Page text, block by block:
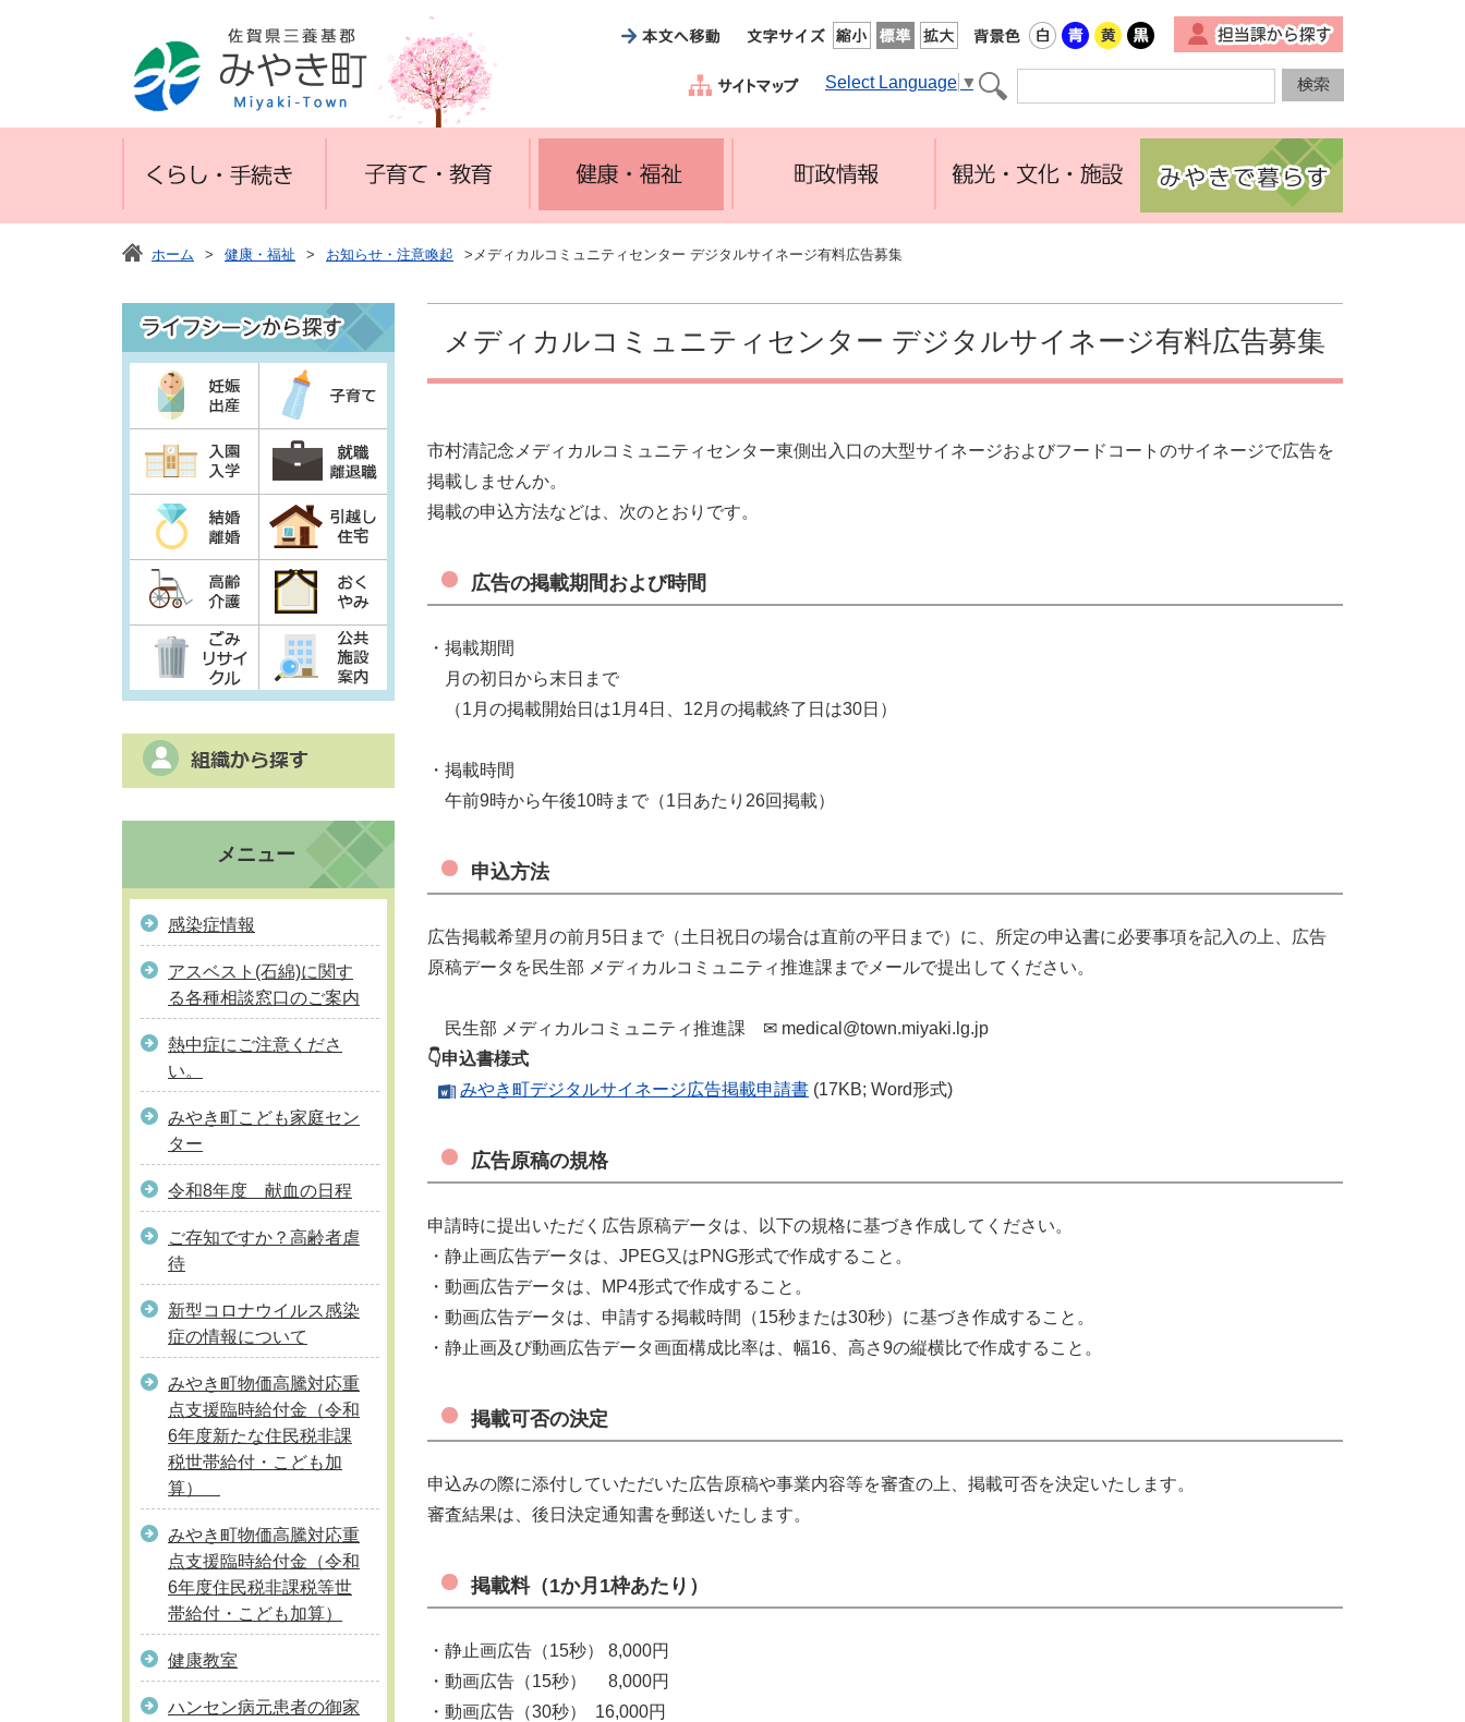
Select Language ▼
ホーム > 健康・福祉 > お知らせ・注意喚起 >メディカルコミュニティセンター デジタルサイネージ有料広告募集
メニュー
感染症情報
アスベスト(石綿)に関す
る各種相談窓口のご案内
熱中症にご注意くださ
い。
みやき町こども家庭セン
ター
令和8年度 献血の日程
ご存知ですか？高齢者虐
待
新型コロナウイルス感染
症の情報について
みやき町物価高騰対応重
点支援臨時給付金（令和
6年度新たな住民税非課
税世帯給付・こども加
算）
みやき町物価高騰対応重
点支援臨時給付金（令和
6年度住民税非課税等世
帯給付・こども加算）
健康教室
ハンセン病元患者の御家
メディカルコミュニティセンター デジタルサイネージ有料広告募集
市村清記念メディカルコミュニティセンター東側出入口の大型サイネージおよびフードコートのサイネージで広告を
掲載しませんか。
掲載の申込方法などは、次のとおりです。
広告の掲載期間および時間
・掲載期間
月の初日から末日まで
（1月の掲載開始日は1月4日、12月の掲載終了日は30日）
・掲載時間
午前9時から午後10時まで（1日あたり26回掲載）
申込方法
広告掲載希望月の前月5日まで（土日祝日の場合は直前の平日まで）に、所定の申込書に必要事項を記入の上、
広告
原稿データ を民生部 メディカルコミュニティ推進課までメールで提出してください。
民生部 メディカルコミュニティ推進課 ✉ medical@town.miyaki.lg.jp
👇申込書様式
みやき町デジタルサイネージ広告掲載申請書 (17KB; Word形式)
広告原稿の規格
申請時に提出いただく広告原稿データは、以下の規格に基づき作成してください。
・静止画広告データは、JPEG又はPNG形式で作成すること。
・動画広告データは、MP4形式で作成すること。
・動画広告データは、申請する掲載時間（15秒または30秒）に基づき作成すること。
・静止画及び動画広告データ画面構成比率は、幅16、高さ9の縦横比で作成すること。
掲載可否の決定
申込みの際に添付していただいた広告原稿や事業内容等を審査の上、掲載可否を決定いたします。
審査結果は、後日決定通知書を郵送いたします。
掲載料（1か月1枠あたり）
・静止画広告（15秒） 8,000円
・動画広告（15秒） 8,000円
・動画広告（30秒） 16,000円